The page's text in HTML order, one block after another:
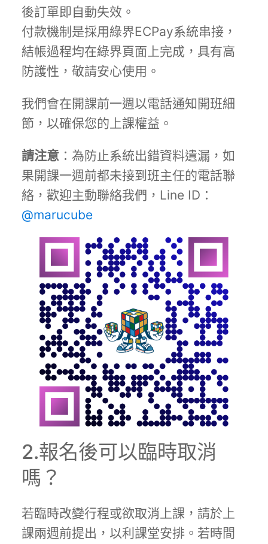
後訂單即自動失效。
付款機制是採用綠界ECPay系統串接，
結帳過程均在綠界頁面上完成，具有高
防護性，敬請安心使用。
我們會在開課前一週以電話通知開班細
節，以確保您的上課權益。
請注意 ：為防止系統出錯資料遺漏，如
果開課一週前都未接到班主任的電話聯
絡，歡迎主動聯絡我們，Line ID：
@marucube
2.報名後可以臨時取消
嗎？
若臨時改變行程或欲取消上課，請於上
課兩週前提出，以利課堂安排。若時間